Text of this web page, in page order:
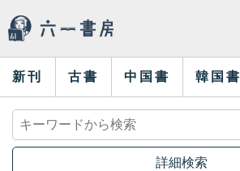
新刊 古書 中国書 韓国書
詳細検索